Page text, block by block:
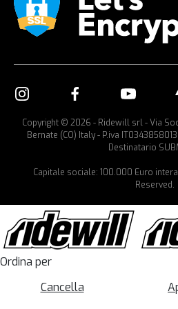
Copyright © 2026 - Ridewill srl - Via
Bernate (CO) Italy - P.iva
Destinatario
Capitale sociale: 100.000 Euro
Reserved.
Ordina per
Cancella